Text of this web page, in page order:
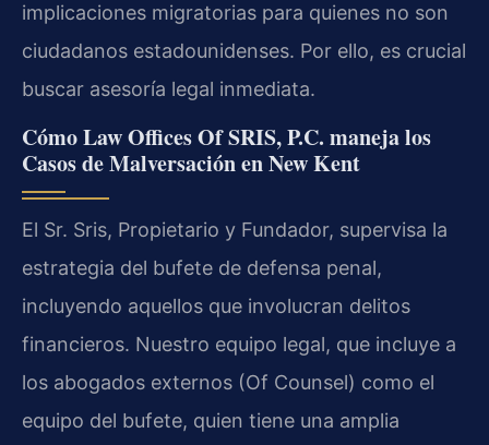
implicaciones migratorias para quienes no son
ciudadanos estadounidenses. Por ello, es crucial
buscar asesoría legal inmediata.
Cómo Law Offices Of SRIS, P.C. maneja los
Casos de Malversación en New Kent
El Sr. Sris, Propietario y Fundador, supervisa la
estrategia del bufete de defensa penal,
incluyendo aquellos que involucran delitos
financieros. Nuestro equipo legal, que incluye a
los abogados externos (Of Counsel) como el
equipo del bufete, quien tiene una amplia